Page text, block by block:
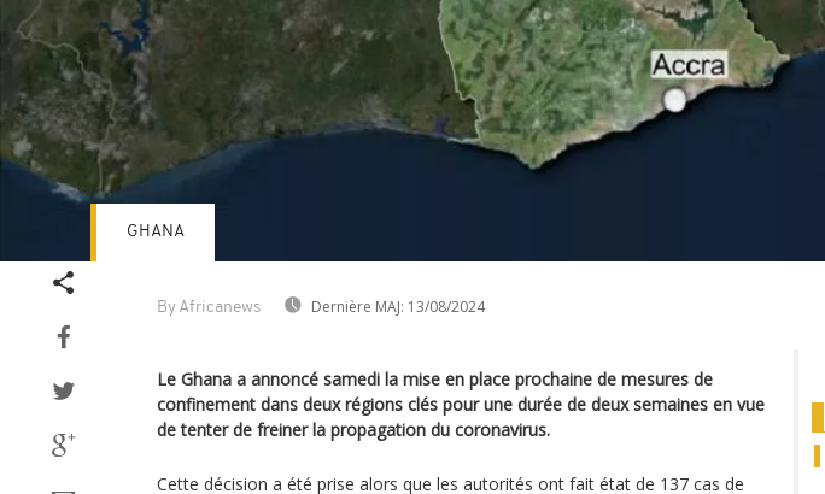
By Africanews Dernière MAJ: 13/08/2024
GHANA
Le Ghana a annoncé samedi la mise en place prochaine de mesures de
confinement dans deux régions clés pour une durée de deux semaines en vue
de tenter de freiner la propagation du coronavirus.
Cette décision a été prise alors que les autorités ont fait état de 137 cas de